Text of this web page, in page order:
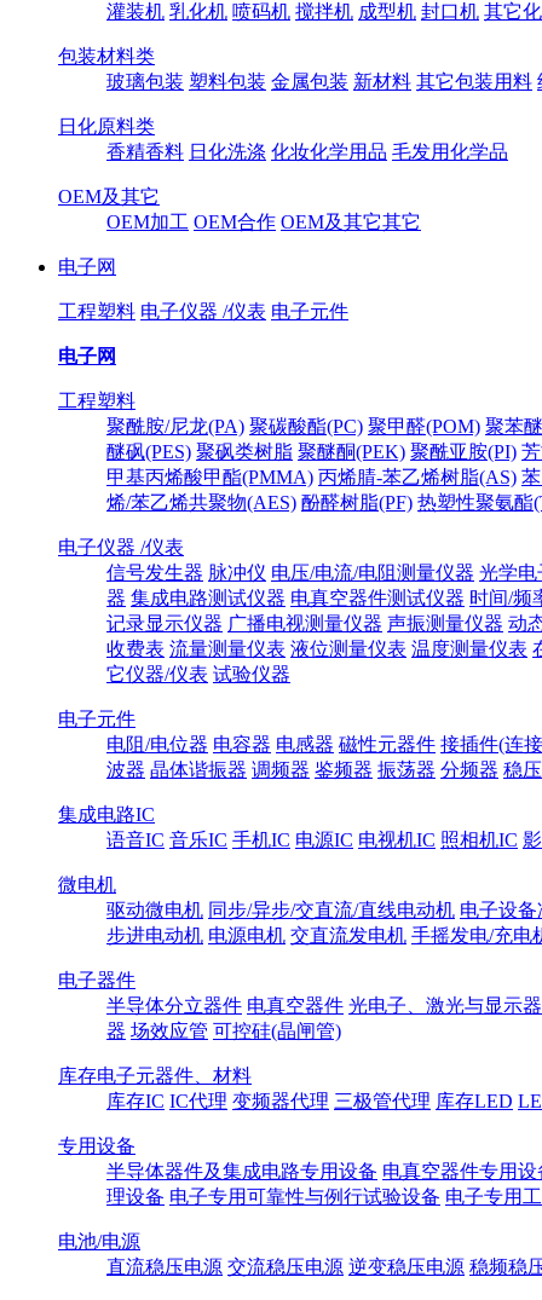
灌装机 乳化机 喷码机 搅拌机 成型机 封口机 其它
包装材料类
玻璃包装 塑料包装 金属包装 新材料 其它包装用料
日化原料类
香精香料 日化洗涤 化妆化学用品 毛发用化学品
OEM及其它
OEM加工 OEM合作 OEM及其它其它
电子网
工程塑料 电子仪器 /仪表 电子元件
电子网
工程塑料
聚酰胺/尼龙(PA) 聚碳酸酯(PC) 聚甲醛(POM) 聚苯
醚砜(PES) 聚砜类树脂 聚醚酮(PEK) 聚酰亚胺(PI)
甲基丙烯酸甲酯(PMMA) 丙烯腈-苯乙烯树脂(AS)
烯/苯乙烯共聚物(AES) 酚醛树脂(PF) 热塑性聚氨酯
电子仪器 /仪表
信号发生器 脉冲仪 电压/电流/电阻测量仪器 光学电
器 集成电路测试仪器 电真空器件测试仪器 时间/频
记录显示仪器 广播电视测量仪器 声振测量仪器 动
收费表 流量测量仪表 液位测量仪表 温度测量仪表
它仪器/仪表 试验仪器
电子元件
电阻/电位器 电容器 电感器 磁性元器件 接插件(连
波器 晶体谐振器 调频器 鉴频器 振荡器 分频器 稳
集成电路IC
语音IC 音乐IC 手机IC 电源IC 电视机IC 照相机IC
微电机
驱动微电机 同步/异步/交直流/直线电动机 电子设
步进电动机 电源电机 交直流发电机 手摇发电/充电
电子器件
半导体分立器件 电真空器件 光电子、激光与显示
器 场效应管 可控硅(晶闸管)
库存电子元器件、材料
库存IC IC代理 变频器代理 三极管代理 库存LED
专用设备
半导体器件及集成电路专用设备 电真空器件专用设
理设备 电子专用可靠性与例行试验设备 电子专用
电池/电源
直流稳压电源 交流稳压电源 逆变稳压电源 稳频稳